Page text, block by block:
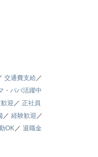
交通費支給／
・パパ活躍中
迎 ／正社員
／経験歓迎 ／
OK／退職金